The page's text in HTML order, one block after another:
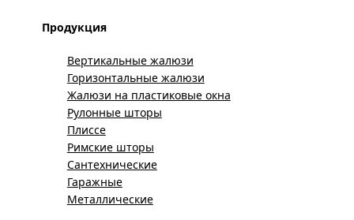
Продукция
Вертикальные жалюзи
Горизонтальные жалюзи
Жалюзи на пластиковые окна
Рулонные шторы
Плиссе
Римские шторы
Сантехнические
Гаражные
Металлические